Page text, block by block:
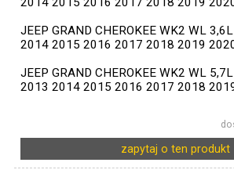
JEEP GRAND CHEROKEE WK2 WL
2014 2015 2016 2017 2018 2019
JEEP GRAND CHEROKEE WK2 WL
2013 2014 2015 2016 2017 2018
zapytaj o ten produkt